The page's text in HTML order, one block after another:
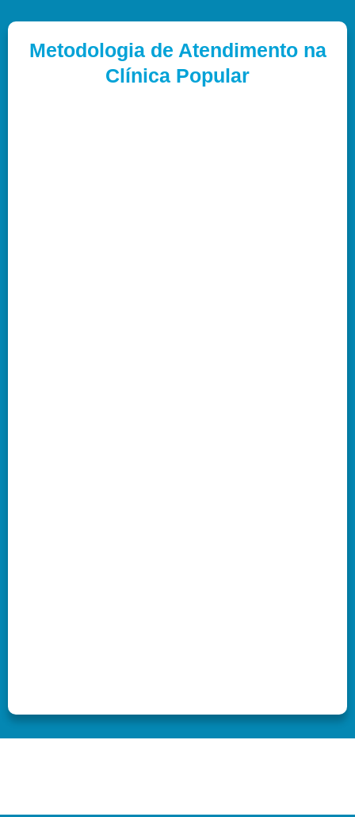
Metodologia de Atendimento na
Clínica Popular